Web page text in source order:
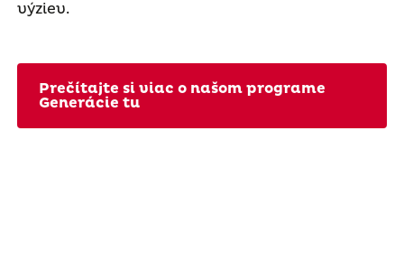
výziev.
Prečítajte si viac o našom programe
Generácie tu